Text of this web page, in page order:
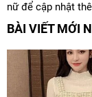
nữ để cập nhật
BÀI VIẾT MỚI